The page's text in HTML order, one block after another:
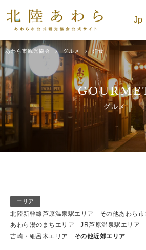
あわら市観光協会 グルメ 洋食
グルメ
エリア
北陸新幹線芦原温泉駅エリア
その他あわら市
あわら湯のまちエリア
JR芦原温泉駅エリア
吉崎・細呂木エリア
その他近郊エリア